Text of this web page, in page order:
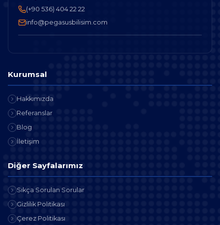
(+90 536) 404 22 22
info@pegasusbilisim.com
Kurumsal
Hakkımızda
Referanslar
Blog
İletişim
Diğer Sayfalarımız
Sıkça Sorulan Sorular
Gizlilik Politikası
Çerez Politikası